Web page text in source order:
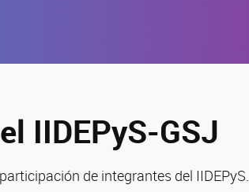
IIDEPyS-GSJ
de integrantes del IIDEPyS.